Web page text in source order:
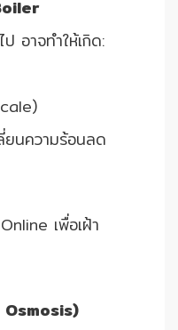
อาจทำให้เกิด:
ยนความร้อนลด
เพื่อเฝ้า
Osmosis)